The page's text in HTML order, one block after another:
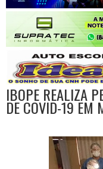
IBOPE REALIZA
DE COVID-19 EM